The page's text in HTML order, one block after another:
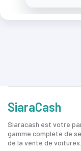
SiaraCash
Siaracash est votre
gamme complète de
de la vente de voitures.